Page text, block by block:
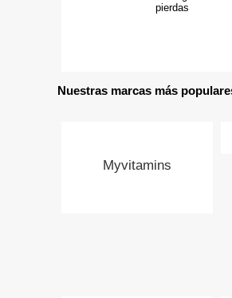
pierdas
Nuestras marcas más
Myvitamins